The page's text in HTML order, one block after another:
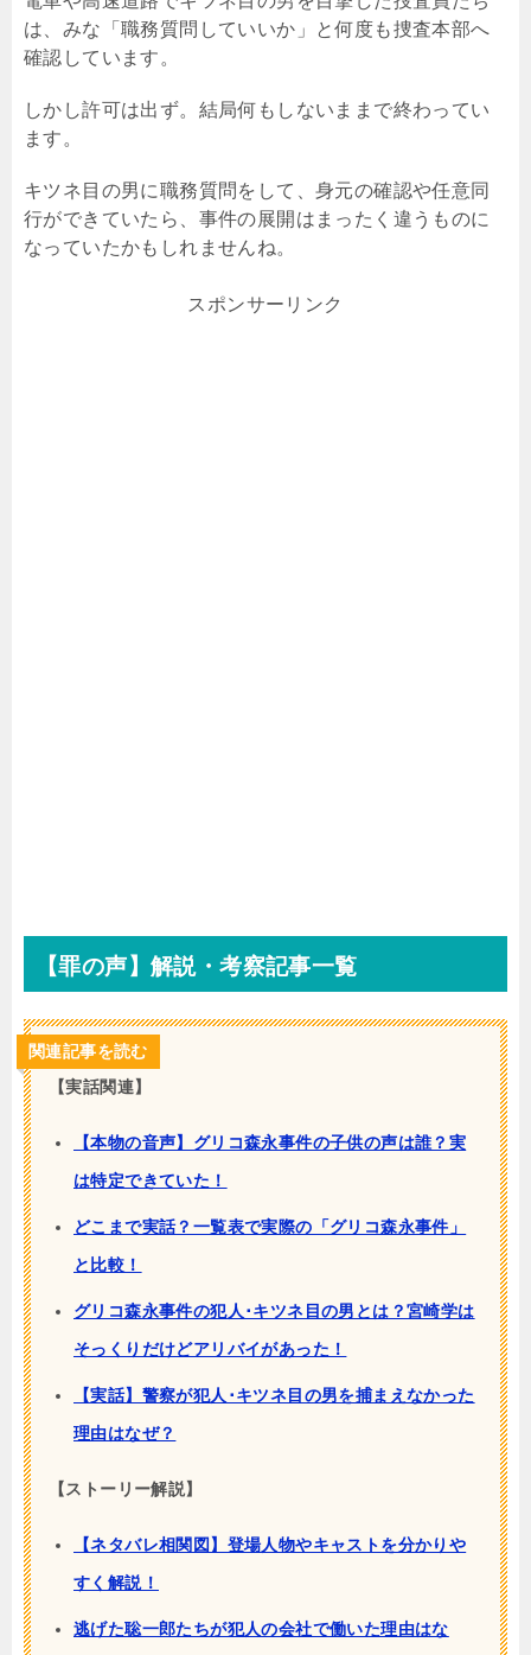
は、みな「職務質問していいか」と何度も捜査本部へ
確認しています。
しかし許可は出ず。結局何もしないままで終わってい
ます。
キツネ目の男に職務質問をして、身元の確認や任意同
行ができていたら、事件の展開はまったく違うものに
なっていたかもしれませんね。
スポンサーリンク
【罪の声】解説・考察記事一覧
関連記事を読む
【実話関連】
【本物の音声】グリコ森永事件の子供の声は誰？実
は特定できていた！
どこまで実話？一覧表で実際の「グリコ森永事件」
と比較！
グリコ森永事件の犯人･キツネ目の男とは？宮崎学は
そっくりだけどアリバイがあった！
【実話】警察が犯人･キツネ目の男を捕まえなかった
理由はなぜ？
【ストーリー解説】
【ネタバレ相関図】登場人物やキャストを分かりや
すく解説！
逃げた聡一郎たちが犯人の会社で働いた理由はな